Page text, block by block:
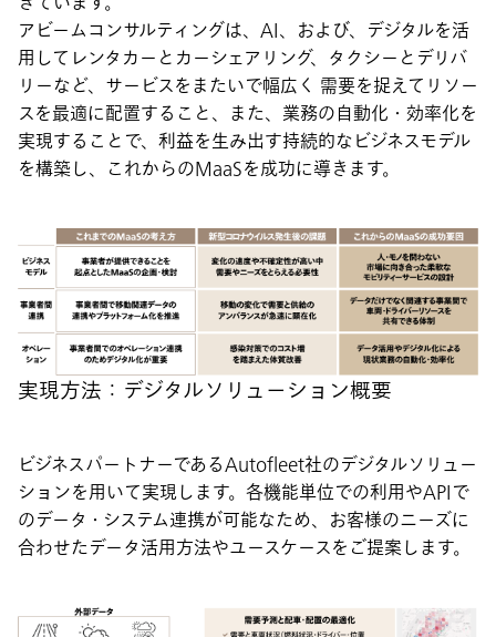
アビームコンサルティングは、AI、および、デジタルを活
用してレンタカーとカーシェアリング、タクシーとデリバ
リーなど、サービスをまたいで幅広く 需要を捉えてリソー
スを最適に配置すること、また、業務の自動化・効率化を
実現することで、利益を生み出す持続的なビジネスモデル
を構築し、これからのMaaSを成功に導きます。
実現方法：デジタルソリューション概要
ビジネスパートナーであるAutofleet社のデジタルソリュー
ションを用いて実現します。各機能単位での利用やAPIで
のデータ・システム連携が可能なため、お客様のニーズに
合わせたデータ活用方法やユースケースをご提案します。